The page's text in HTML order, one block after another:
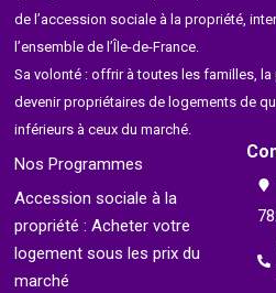
de l’accession sociale à la propriété,
l’ensemble de l’Île-de-France.
Sa volonté : offrir à toutes les familles,
devenir propriétaires de logements de
inférieurs à ceux du marché.
Nos Programmes
Accession sociale à la
propriété : Acheter votre
logement sous les prix du
marché